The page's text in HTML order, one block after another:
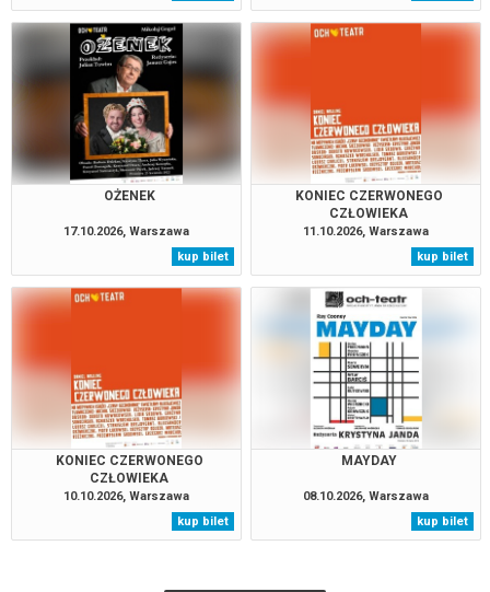
OŻENEK
17.10.2026, Warszawa
kup bilet
KONIEC CZERWONEGO
CZŁOWIEKA
11.10.2026, Warszawa
kup bilet
KONIEC CZERWONEGO
CZŁOWIEKA
10.10.2026, Warszawa
kup bilet
MAYDAY
08.10.2026, Warszawa
kup bilet